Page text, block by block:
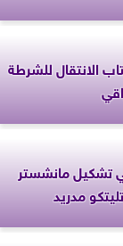
الانتقال للشرطة
تشكيل مانشستر
مدريد